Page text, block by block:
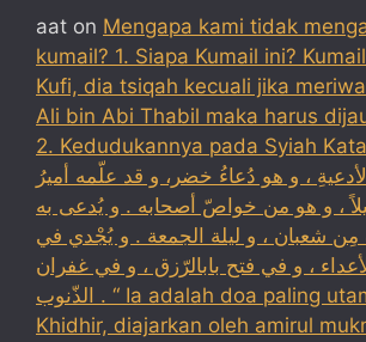
aat on Mengapa kami tidak
kumail? 1. Siapa Kumail ini?
Kufi, dia tsiqah kecuali jika
Ali bin Abi Thabil maka harus
2. Kedudukannya pada Syiah
، و هو دُعاءُ خضر، و قد علّمه أميرُ
، و هو من خواصّ أصحابه . و يُدعى به
مِن شعبان ، و ليلة الجمعة . و يُجْدي في
، و في فتح بابالرّزق ، و في غفران
الذّنوب . “ Ia adalah doa paling utama, doa
Khidhir, diajarkan oleh amirul